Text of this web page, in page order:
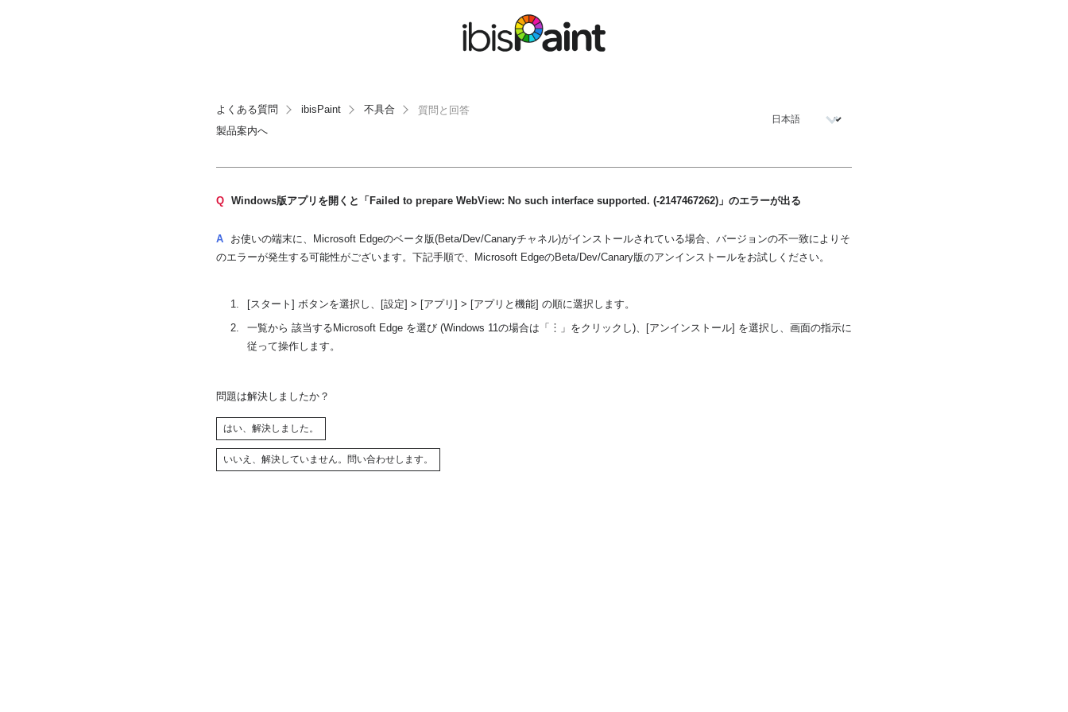
よくある質問 ibisPaint 不具合
質問と回答
製品案内へ
Q Windows版アプリを開くと「Failed to prepare WebView: No such interface supported. (-2147467262)」のエラーが出る
A
お使いの端末に、Microsoft Edgeのベータ版(Beta/Dev/Canaryチャネル)がインストールされている場合、バージョンの不一致によりそ
のエラーが発生する可能性がございます。下記手順で、Microsoft EdgeのBeta/Dev/Canary版のアンインストールをお試しください。
[スタート] ボタンを選択し、[設定] > [アプリ] > [アプリと機能] の順に選択します。
一覧から 該当するMicrosoft Edge を選び (Windows 11の場合は「︙」をクリックし)、[アンインストール] を選択し、画面の指示に
従って操作します。
問題は解決しましたか？